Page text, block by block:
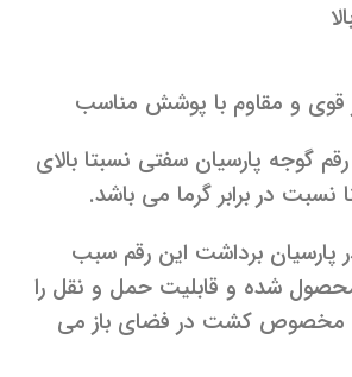
قوی و مقاوم با پوشش مناسب
گوجه پارسیان سفتی نسبتا بالای
در برابر گرما می باشد.
پارسیان برداشت این رقم سبب
شده و قابلیت حمل و نقل را
مخصوص کشت در فضای باز می